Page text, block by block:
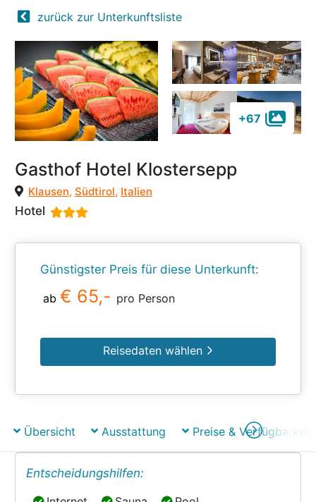
zurück zur Unterkunftsliste
+67
Gasthof Hotel Klostersepp
Klausen, Südtirol, Italien
Hotel
Günstigster Preis für diese Unterkunft:
ab € 65,- pro Person
Reisedaten wählen
Übersicht Ausstattung Preise & Verfügbarkeit
Entscheidungshilfen: